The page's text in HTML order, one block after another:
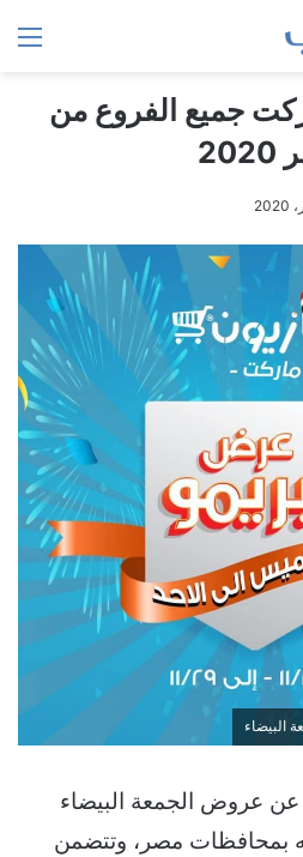
جميع الفروع من
البيضاء
عروض الجمعة البيضاء
بمحافظات مصر، وتتضمن